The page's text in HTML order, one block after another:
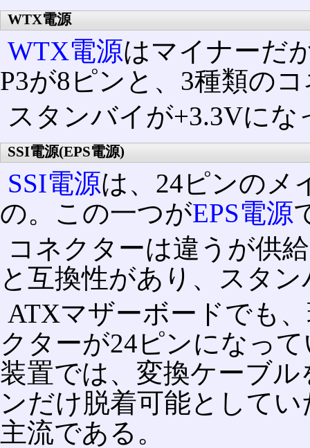
WTX電源
WTX電源はマイナーだ
P3が8ピンと、3種類の
スタンバイが+3.3Vにな
SSI電源(EPS電源)
SSI電源は、24ピンのメ
の。この一つがEPS電源
コネクターは違うが供
と互換性があり、スタ
ATXマザーボードでも
クターが24ピンになっ
装置では、変換ケーブ
ンだけ脱着可能として
主流である。